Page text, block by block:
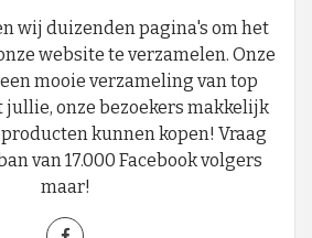
wij duizenden pagina's om het
website te verzamelen. Onze
mooie verzameling van top
jullie, onze bezoekers makkelijk
kunnen kopen! Vraag
van 17.000 Facebook volgers
maar!